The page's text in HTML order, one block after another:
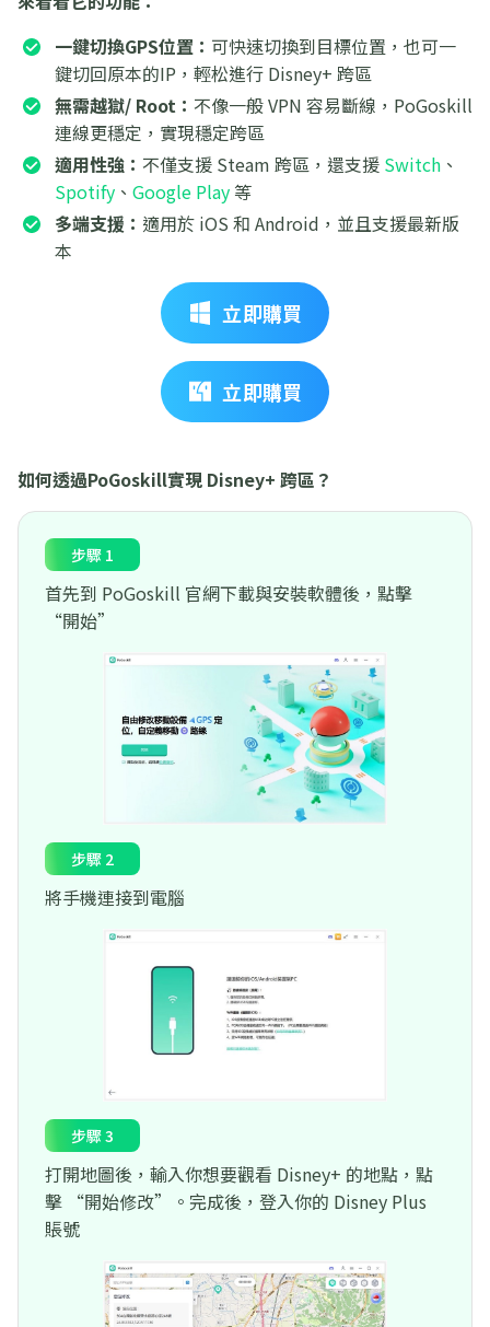
一鍵切換GPS位置： 可快速切換到目標位置，也可一
鍵切回原本的IP，輕松進行 Disney+ 跨區
無需越獄/ Root： 不像一般 VPN 容易斷線，PoGoskill
連線更穩定，實現穩定跨區
適用性強： 不僅支援 Steam 跨區，還支援 Switch 、
Spotify 、 Google Play 等
多端支援： 適用於 iOS 和 Android，並且支援最新版
本
立即購買
立即購買
如何透過PoGoskill實現 Disney+ 跨區？
步驟 1
首先到 PoGoskill 官網下載與安裝軟體後，點擊
“開始”
步驟 2
將手機連接到電腦
步驟 3
打開地圖後，輸入你想要觀看 Disney+ 的地點，點
擊 “開始修改”。完成後，登入你的 Disney Plus
賬號